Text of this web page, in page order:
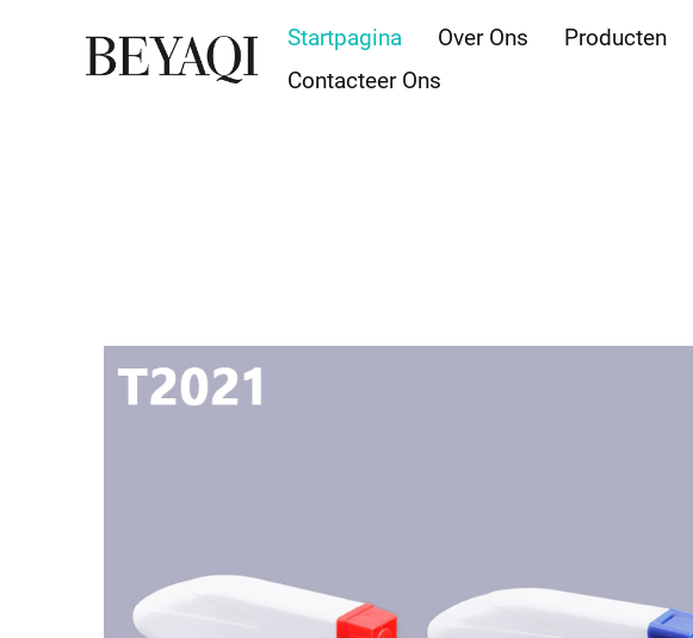
Startpagina Over Ons Producten
Contacteer Ons